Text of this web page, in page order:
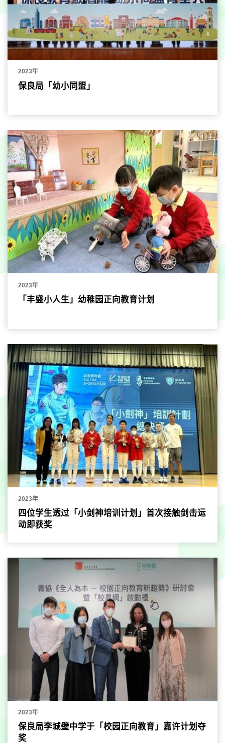
2023年
保良局「幼小同盟」
2023年
「丰盛小人生」幼稚园正向教育计划
2023年
四位学生透过「小剑神培训计划」首次接触剑击运
动即获奖
2023年
保良局李城璧中学于「校园正向教育」嘉许计划夺
奖